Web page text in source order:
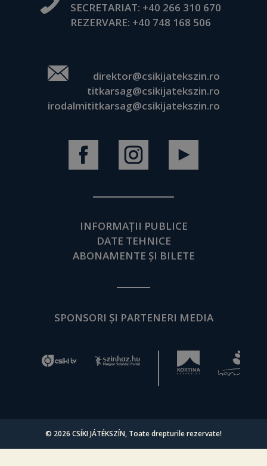
SECRETARIAT: +40 266 310 670
REZERVARE: +40 748 168 506
direktor@csikijatekszin.ro
titkarsag@csikijatekszin.ro
irodalmititkarsag@csikijatekszin.ro
INFORMAȚII PUBLICE
DATE TEHNICE
ABONAMENTE ȘI BILETE
SPONSORI ȘI PARTENERI MEDIA
© 2026 CSÍKI JÁTÉKSZÍN, Toate drepturile rezervate!